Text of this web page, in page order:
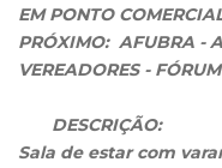
EM PONTO
PRÓXIMO: AFUBRA -
VEREADORES -
DESCRIÇÃO:
Sala de estar com